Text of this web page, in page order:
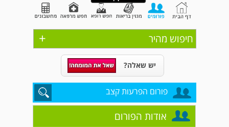
+ חיפוש מהיר
יש שאלה?
פורום הפרעות קצב
אודות הפורום